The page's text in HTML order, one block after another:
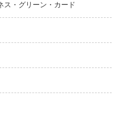
ス・グリーン・カード